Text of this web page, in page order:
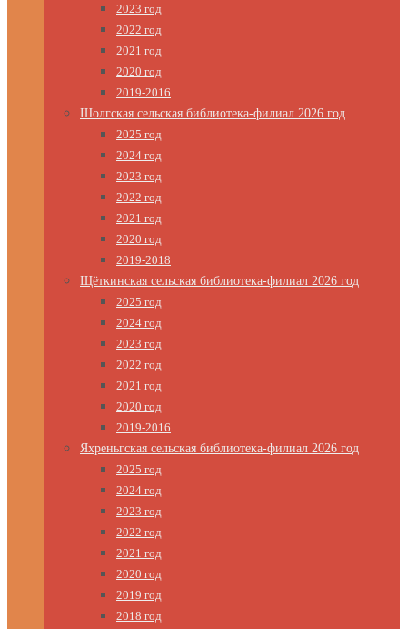
2023 год
2022 год
2021 год
2020 год
2019-2016
Шолгская сельская библиотека-филиал 2026 год
2025 год
2024 год
2023 год
2022 год
2021 год
2020 год
2019-2018
Щёткинская сельская библиотека-филиал 2026 год
2025 год
2024 год
2023 год
2022 год
2021 год
2020 год
2019-2016
Яхреньгская сельская библиотека-филиал 2026 год
2025 год
2024 год
2023 год
2022 год
2021 год
2020 год
2019 год
2018 год